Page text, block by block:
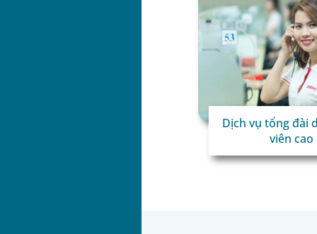
Dịch vụ tổng đài
viên cao